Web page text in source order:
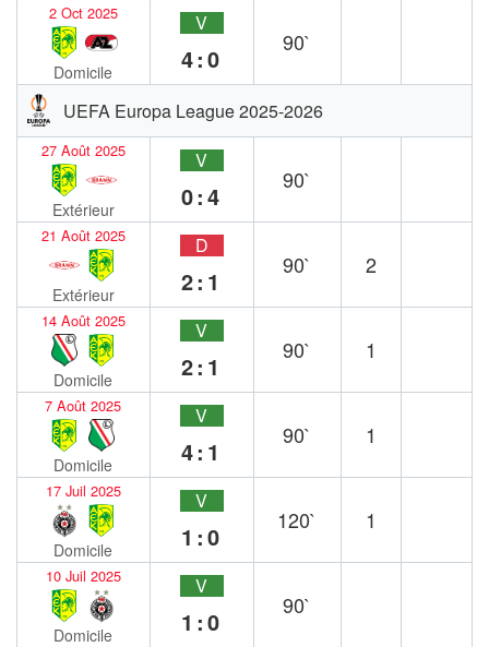
2 Oct 2025
Domicile
V
4:0
90`
UEFA Europa League 2025-2026
27 Août 2025
Extérieur
V
0:4
90`
21 Août 2025
Extérieur
D
2:1
90` 2
14 Août 2025
Domicile
V
2:1
90` 1
7 Août 2025
Domicile
V
4:1
90` 1
17 Juil 2025
Domicile
V
1:0
120` 1
10 Juil 2025
Domicile
V
1:0
90`